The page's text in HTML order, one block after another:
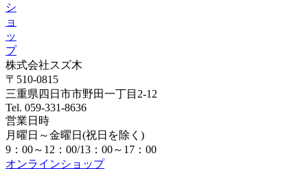
シ
ョ
ッ
プ
株式会社スズ木
〒510-0815
三重県四日市市野田一丁目2-12
Tel. 059-331-8636
営業日時
月曜日～金曜日(祝日を除く)
9：00～12：00/13：00～17：00
オンラインショップ